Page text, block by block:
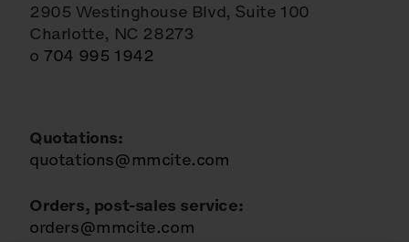
2905 Westinghouse Blvd, Suite 100
Charlotte, NC 28273
o 704 995 1942
Quotations:
quotations@mmcite.com
Orders, post-sales service:
orders@mmcite.com